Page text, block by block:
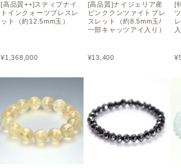
[高品質++]スティブナイ
トインクォーツブレスレ
ット（約12.5mm玉）
¥1,368,000
[高品質]ナイジェリア産
ピンククンツァイトブレ
スレット（約8.5mm玉/
一部キャッツアイ入り）
¥13,400
[
¥